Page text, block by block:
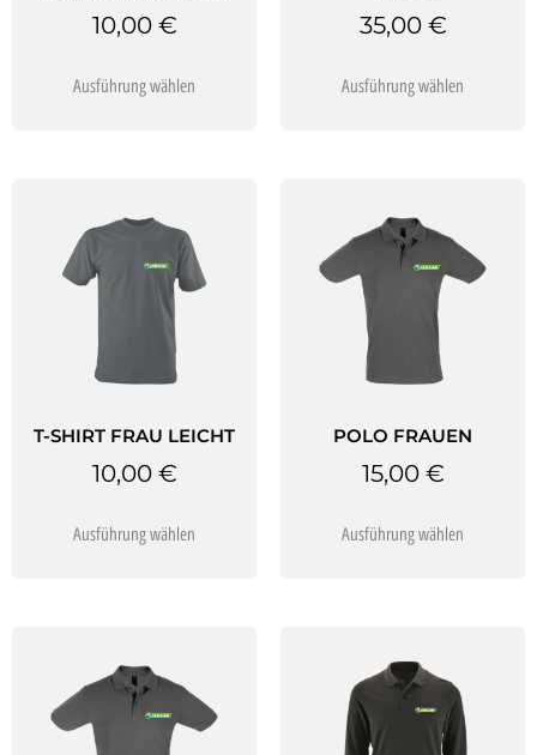
10,00 €
Ausführung wählen
35,00 €
Ausführung wählen
T-SHIRT FRAU LEICHT
10,00 €
Ausführung wählen
POLO FRAUEN
15,00 €
Ausführung wählen